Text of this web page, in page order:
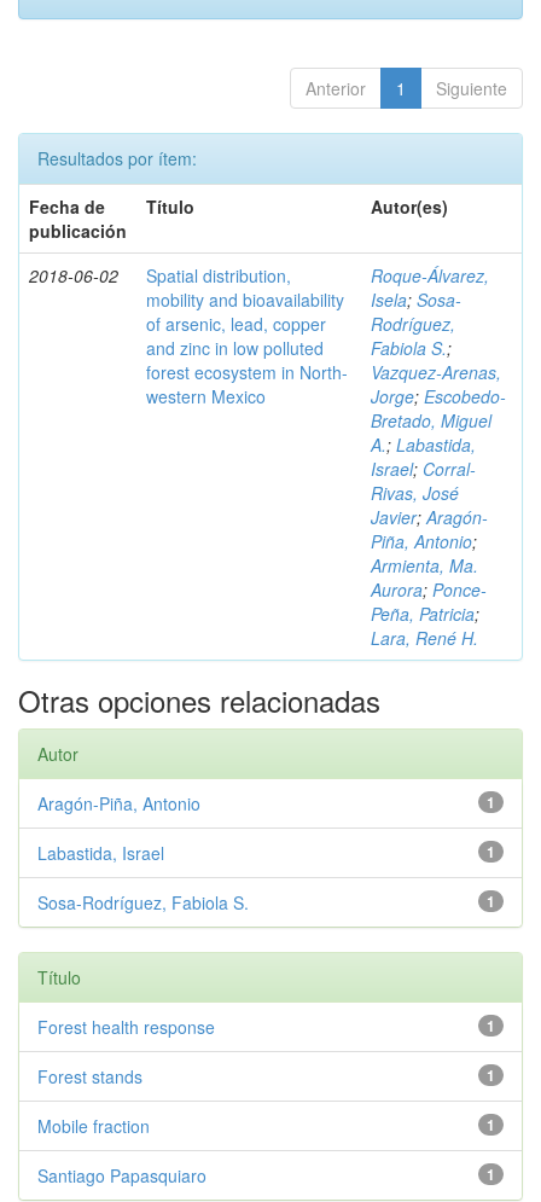
Anterior 1 Siguiente
Resultados por ítem:
Fecha de
publicación
Título Autor(es)
2018-06-02
Spatial distribution,
mobility and bioavailability
of arsenic, lead, copper
and zinc in low polluted
forest ecosystem in North-
western Mexico
Roque-Álvarez,
Isela; Sosa-
Rodríguez,
Fabiola S.;
Vazquez-Arenas,
Jorge; Escobedo-
Bretado, Miguel
A.; Labastida,
Israel; Corral-
Rivas, José
Javier;Aragón-
Piña, Antonio;
Armienta, Ma.
Aurora; Ponce-
Peña, Patricia;
Lara, René H.
Otras opciones relacionadas
Autor
1
Aragón-Piña, Antonio
1
Labastida, Israel
1
Sosa-Rodríguez, Fabiola S.
Título
1
Forest health response
1
Forest stands
1
Mobile fraction
1
Santiago Papasquiaro